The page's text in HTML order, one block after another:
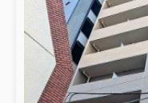
都営大江戸線 新御徒町
物件詳細へ
2026.06.30
台東区上野の不動産